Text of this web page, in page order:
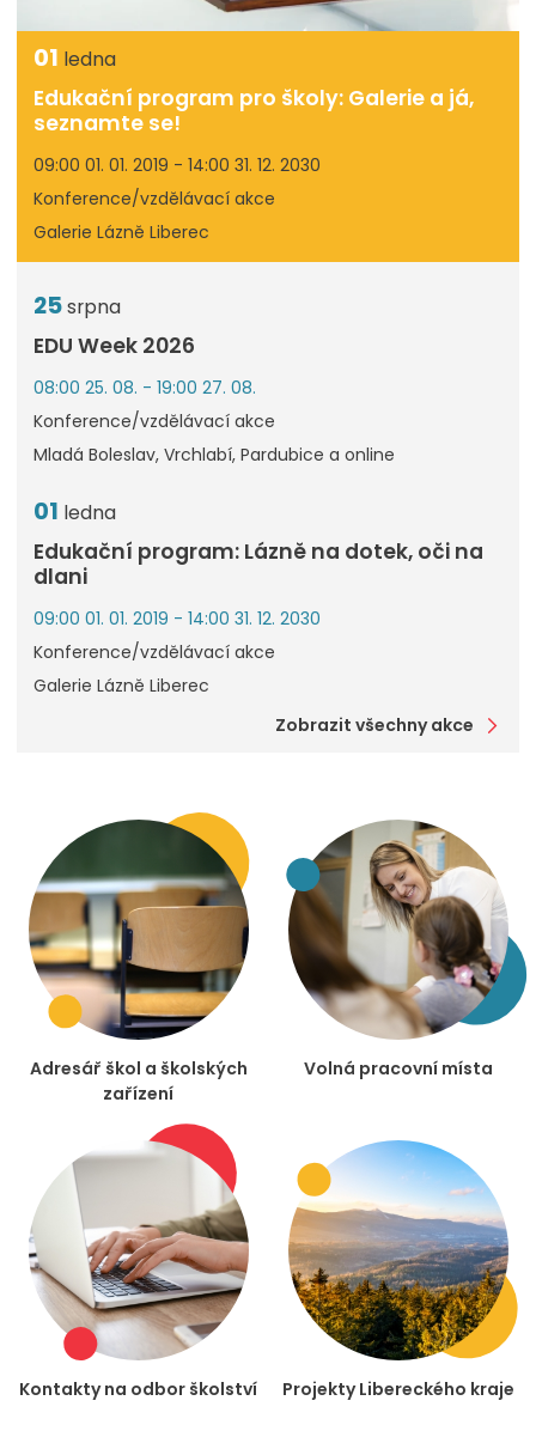
01 ledna
Edukační program pro školy: Galerie a já,
seznamte se!
09:00 01. 01. 2019 - 14:00 31. 12. 2030
Konference/vzdělávací akce
Galerie Lázně Liberec
25srpna
EDU Week 2026
08:00 25. 08. - 19:00 27. 08.
Konference/vzdělávací akce
Mladá Boleslav, Vrchlabí, Pardubice a online
01 ledna
Edukační program: Lázně na dotek, oči na
dlani
09:00 01. 01. 2019 - 14:00 31. 12. 2030
Konference/vzdělávací akce
Galerie Lázně Liberec
Zobrazit všechny akce
Adresář škol a školských
zařízení
Volná pracovní místa
Kontakty na odbor školství Projekty Libereckého kraje